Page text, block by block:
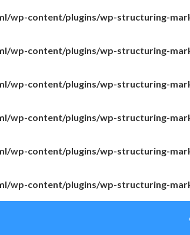
wp-content/plugins/wp-structuring-
wp-content/plugins/wp-structuring-
wp-content/plugins/wp-structuring-
wp-content/plugins/wp-structuring-
wp-content/plugins/wp-structuring-
wp-content/plugins/wp-structuring-